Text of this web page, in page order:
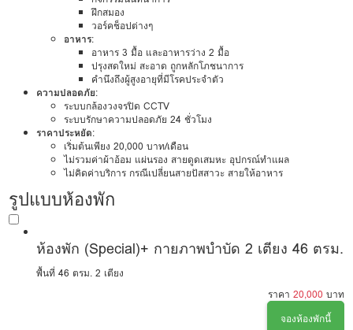
ฝึกสมอง
วอร์คช็อปต่างๆ
อาหาร:
อาหาร 3 มื้อ และอาหารว่าง 2 มื้อ
ปรุงสดใหม่ สะอาด ถูกหลักโภชนาการ
คำนึงถึงผู้สูงอายุที่มีโรคประจำตัว
ความปลอดภัย:
ระบบกล้องวงจรปิด CCTV
ระบบรักษาความปลอดภัย 24 ชั่วโมง
ราคาประหยัด:
เริ่มต้นเพียง 20,000 บาท/เดือน
ไม่รวมค่าผ้าอ้อม แผ่นรอง สายดูดเสมหะ อุปกรณ์ทำแผล
ไม่คิดค่าบริการ กรณีเปลี่ยนสายปัสสาวะ สายให้อาหาร
รูปแบบห้องพัก
ห้องพัก (Special)+ กายภาพบำบัด 2 เตียง 46 ตรม.
พื้นที่ 46 ตรม. 2 เตียง
ราคา 20,000 บาท
จองห้องพักนี้